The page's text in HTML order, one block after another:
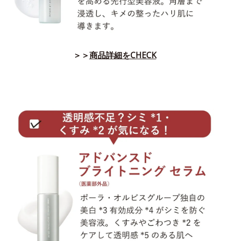
＞＞商品詳細をCHECK